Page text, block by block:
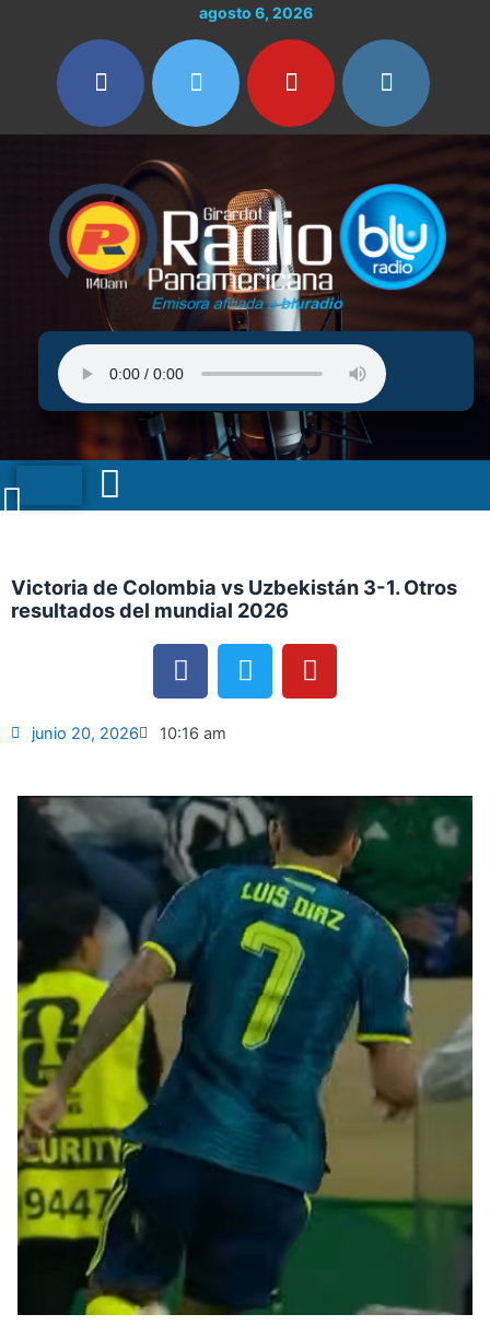
contenido
agosto 6, 2026
Menu
Victoria de Colombia vs Uzbekistán 3-1. Otros
resultados del mundial 2026
F
a
c
e
o
k
T
w
i
r
Y
o
u
junio 20, 2026 10:16 am